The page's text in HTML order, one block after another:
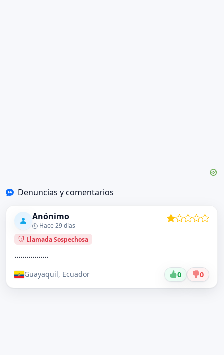
Denuncias y comentarios
Anónimo
Hace 29 días
Llamada Sospechosa
.................
Guayaquil, Ecuador 0 0